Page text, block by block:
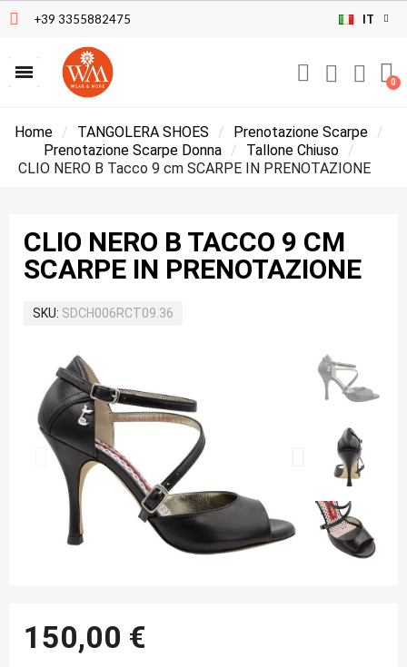
+39 3355882475 IT
Home TANGOLERA SHOES
Prenotazione Scarpe
Prenotazione Scarpe Donna
Tallone Chiuso
CLIO NERO B Tacco 9 cm SCARPE IN PRENOTAZIONE
CLIO NERO B TACCO 9 CM
SCARPE IN PRENOTAZIONE
SKU SDCH006RCT09.36
150,00 €